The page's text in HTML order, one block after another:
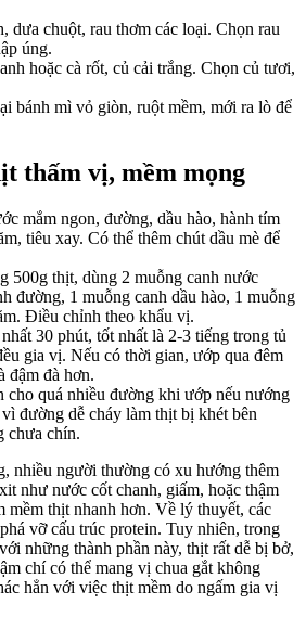
dưa chuột, rau thơm các loại. Chọn rau
úng.
hoặc cà rốt, củ cải trắng. Chọn củ tươi,
bánh mì vỏ giòn, ruột mềm, mới ra lò để
thấm vị, mềm mọng
mắm ngon, đường, dầu hào, hành tím
tiêu xay. Có thể thêm chút dầu mè để
500g thịt, dùng 2 muỗng canh nước
đường, 1 muỗng canh dầu hào, 1 muỗng
Điều chỉnh theo khẩu vị.
30 phút, tốt nhất là 2-3 tiếng trong tủ
gia vị. Nếu có thời gian, ướp qua đêm
đậm đà hơn.
cho quá nhiều đường khi ướp nếu nướng
đường dễ cháy làm thịt bị khét bên
chưa chín.
nhiều người thường có xu hướng thêm
như nước cốt chanh, giấm, hoặc thậm
mềm thịt nhanh hơn. Về lý thuyết, các
vỡ cấu trúc protein. Tuy nhiên, trong
những thành phần này, thịt rất dễ bị bở,
chí có thể mang vị chua gắt không
hẳn với việc thịt mềm do ngấm gia vị